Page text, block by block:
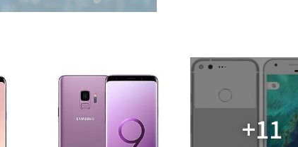
+11